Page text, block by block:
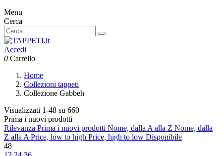
Menu
Cerca
Accedi
0 Carrello
Home
Collezioni tappeti
Collezione Gabbeh
Visualizzati 1-48 su 660
Prima i nuovi prodotti
Rilevanza Prima i nuovi prodotti Nome, dalla A alla Z Nome, dalla
Z alla A Price, low to high Price, high to low Disponibile
48